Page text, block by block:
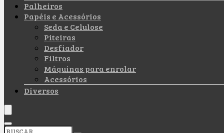
Palheiros
Papéis e Acessórios
Seda e Celulose
Piteiras
Desfiador
Filtros
Máquinas para enrolar
Acessórios
Diversos